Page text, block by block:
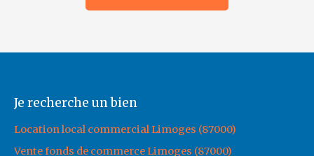
Je recherche un bien
Location local commercial Limoges (87000)
Vente fonds de commerce Limoges (87000)